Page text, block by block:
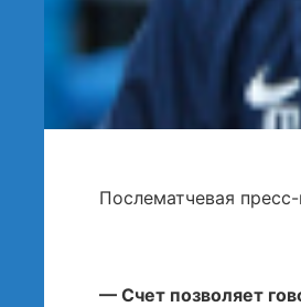
Послематчевая
— Счет позволяет